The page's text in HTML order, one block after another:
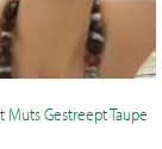
Gestreept Taupe